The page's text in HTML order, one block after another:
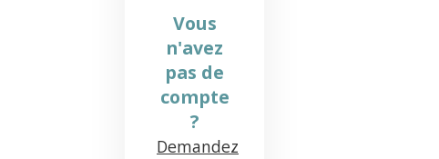
Vous
n'avez
pas de
compte
?
Demandez